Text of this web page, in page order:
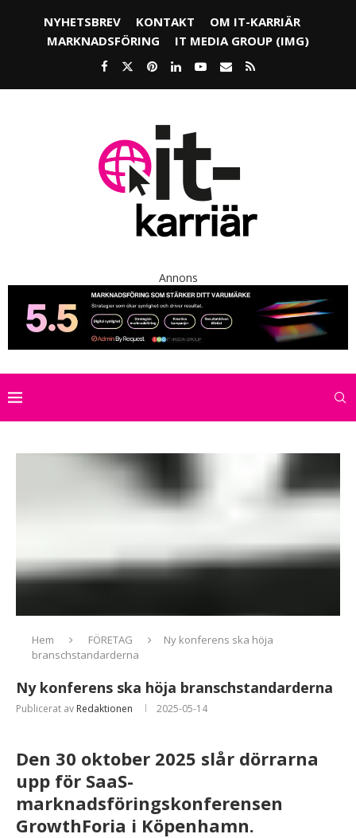
NYHETSBREV KONTAKT
OM IT-KARRIÄR
MARKNADSFÖRING
IT MEDIA GROUP (IMG)
Annons
Hem FÖRETAG
Ny konferens ska höja
branschstandarderna
Ny konferens ska höja branschstandarderna
Publicerat av Redaktionen 2025-05-14
Den 30 oktober 2025 slår dörrarna
upp för SaaS-
marknadsföringskonferensen
GrowthForia i Köpenhamn.